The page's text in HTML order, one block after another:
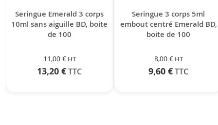
Seringue Emerald 3 corps
10ml sans aiguille BD, boite
de 100
11,00 €
13,20 €
Seringue 3 corps 5ml
embout centré Emerald BD,
boite de 100
8,00 €
9,60 €